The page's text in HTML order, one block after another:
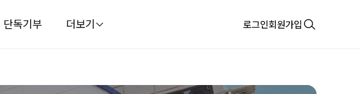
단독기부 더보기 로그인회원가입